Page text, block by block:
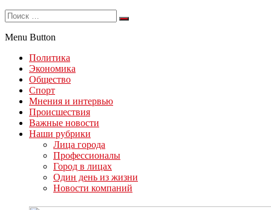
Menu Button
Политика
Экономика
Общество
Спорт
Мнения и интервью
Происшествия
Важные новости
Наши рубрики
Лица города
Профессионалы
Город в лицах
Один день из жизни
Новости компаний